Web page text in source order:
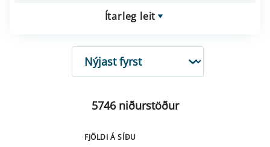
Ítarleg leit
RÖÐUN
5746 niðurstöður
FJÖLDI Á SÍÐU